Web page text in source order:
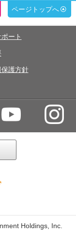
ページトップへ
ート
護方針
Holdings, Inc.